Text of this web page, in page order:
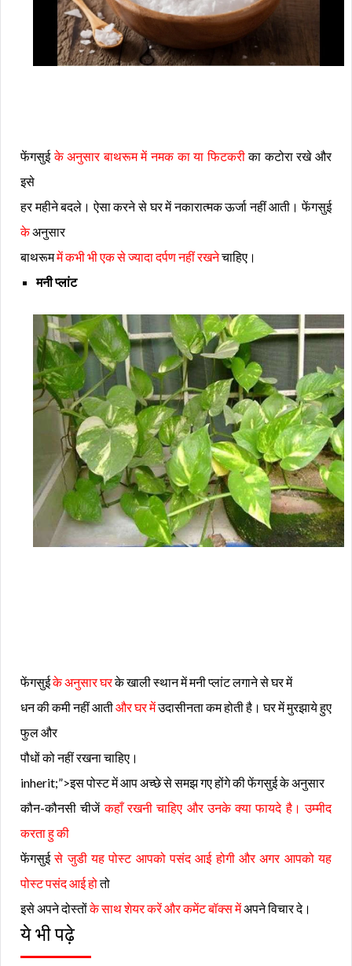
फेंगसुईके अनुसार बाथरूम में नमक का या फिटकरीका कटोरा रखे और
इसे
हर महीने बदले। ऐसा करने से घर में नकारात्मक ऊर्जा नहीं आती। फेंगसुई
केअनुसार
बाथरूममें कभी भी एक से ज्यादा दर्पण नहीं रखनेचाहिए।
मनी प्लांट
फेंगसुईके अनुसार घरके खाली स्थान में मनी प्लांट लगाने से घर में
धन की कमी नहीं आतीऔर घर मेंउदासीनता कम होती है। घर में मुरझाये हुए
फुल और
पौधों को नहीं रखना चाहिए।
inherit;”>इस पोस्ट में आप अच्छे से समझ गए होंगे की फेंगसुई के अनुसार
कौन-कौनसी चीजेंकहाँ रखनी चाहिए और उनके क्या फायदे है। उम्मीद
करता हु की
फेंगसुईसे जुडी यह पोस्ट आपको पसंद आई होगी और अगर आपको यह
पोस्ट पसंद आई होतो
इसे अपने दोस्तोंके साथ शेयर करें और कमेंट बॉक्स मेंअपने विचार दे।
ये भी पढ़े